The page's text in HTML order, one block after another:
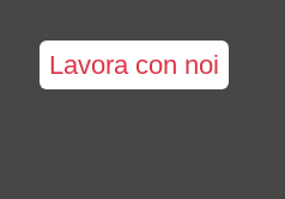
Lavora con noi